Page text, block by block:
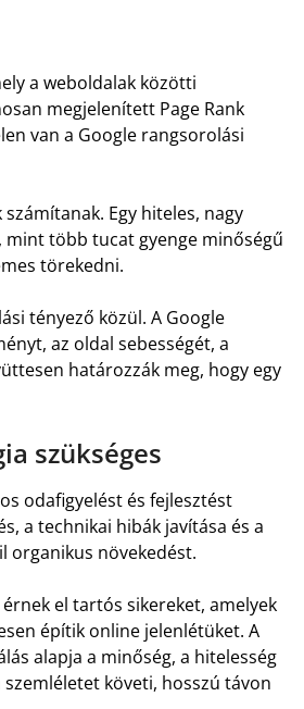
a weboldalak közötti
megjelenített Page Rank
van a Google rangsorolási
Egy hiteles, nagy
több tucat gyenge minőségű
törekedni.
tényező közül. A Google
az oldal sebességét, a
határozzák meg, hogy egy
szükséges
odafigyelést és fejlesztést
a technikai hibák javítása és a
organikus növekedést.
el tartós sikereket, amelyek
építik online jelenlétüket. A
alapja a minőség, a hitelesség
követi, hosszú távon